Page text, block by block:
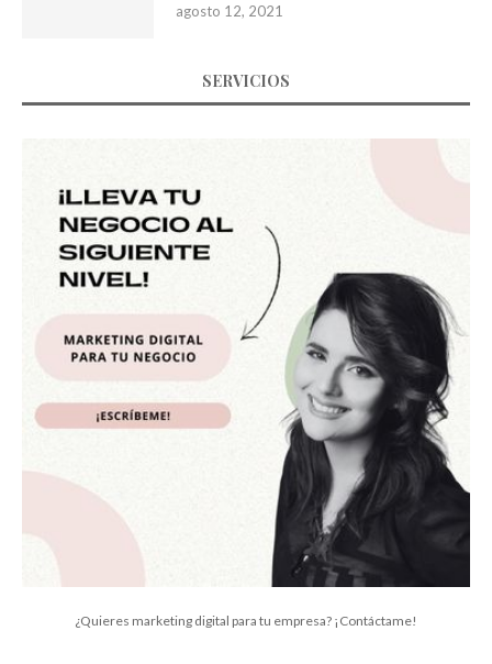
agosto 12, 2021
SERVICIOS
¿Quieres marketing digital para tu empresa? ¡Contáctame!